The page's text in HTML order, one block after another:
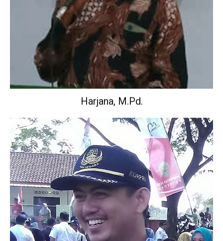
Harjana, M.Pd.
Wakil Kepala Sekolah Urusan Kurikulum.